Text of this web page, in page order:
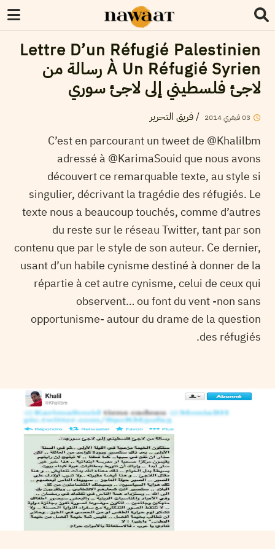
Lettre D’un Réfugié Palestinien
À Un Réfugié Syrien رسالة من
لاجئ فلسطيني إلى لاجئ سوري
03فيفري2014
/فريق التحرير
C’est en parcourant un tweet de @Khalilbm
adressé à @KarimaSouid que nous avons
découvert ce remarquable texte, au style si
singulier, décrivant la tragédie des réfugiés. Le
texte nous a beaucoup touchés, comme d’autres
du reste sur le réseau Twitter, tant par son
contenu que par le style de son auteur. Ce dernier,
usant d’un habile cynisme destiné à donner de la
répartie à cet autre cynisme, celui de ceux qui
observent… ou font du vent -non sans
opportunisme- autour du drame de la question
des réfugiés.